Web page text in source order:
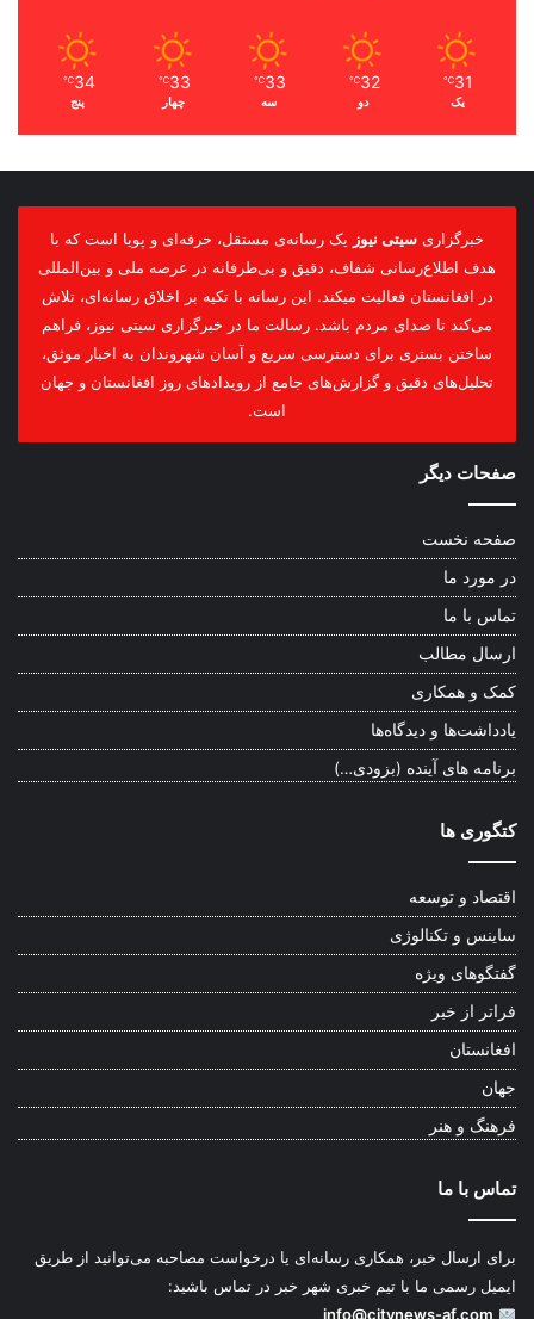
31
℃
یک
32
℃
دو
33
℃
سه
33
℃
چهار
34
℃
پنج
خبرگزاری سیتی نیوز یک رسانه‌ی مستقل، حرفه‌ای و پویا است که با
هدف اطلاع‌رسانی شفاف، دقیق و بی‌طرفانه در عرصه ملی و بین‌المللی
در افغانستان فعالیت میکند. این رسانه با تکیه بر اخلاق رسانه‌ای، تلاش
می‌کند تا صدای مردم باشد. رسالت ما در خبرگزاری سیتی نیوز، فراهم
ساختن بستری برای دسترسی سریع و آسان شهروندان به اخبار موثق،
تحلیل‌های دقیق و گزارش‌های جامع از رویدادهای روز افغانستان و جهان
است.
صفحات دیگر
صفحه نخست
در مورد ما
تماس با ما
ارسال مطالب
کمک و همکاری
یادداشت‌ها و دیدگاه‌ها
برنامه های آینده (بزودی…)
کتگوری ها
اقتصاد و توسعه
ساینس و تکنالوژی
گفتگوهای ویژه
فراتر از خبر
افغانستان
جهان
فرهنگ و هنر
تماس با ما
برای ارسال خبر، همکاری رسانه‌ای یا درخواست مصاحبه می‌توانید از طریق
ایمیل رسمی ما با تیم خبری شهر خبر در تماس باشید:
info@citynews-af.com